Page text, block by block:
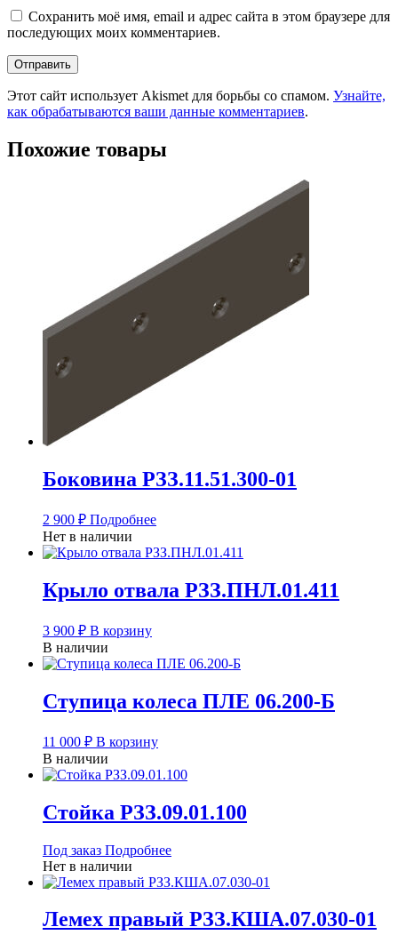
Сохранить моё имя, email и адрес сайта в этом браузере для
последующих моих комментариев.
Этот сайт использует Akismet для борьбы со спамом. Узнайте,
как обрабатываются ваши данные комментариев.
Похожие товары
Боковина РЗЗ.11.51.300-01
2 900 ₽ Подробнее
Нет в наличии
Крыло отвала РЗЗ.ПНЛ.01.411
3 900 ₽ В корзину
В наличии
Ступица колеса ПЛЕ 06.200-Б
11 000 ₽ В корзину
В наличии
Стойка РЗЗ.09.01.100
Под заказ Подробнее
Нет в наличии
Лемех правый РЗЗ.КША.07.030-01